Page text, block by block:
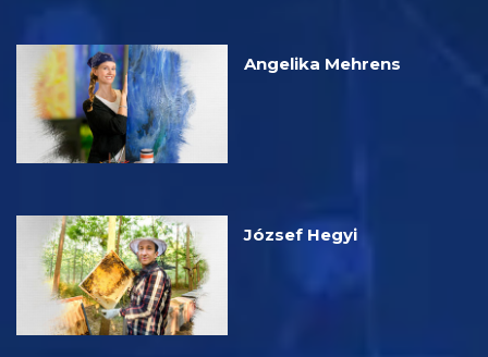
Angelika Mehrens
József Hegyi